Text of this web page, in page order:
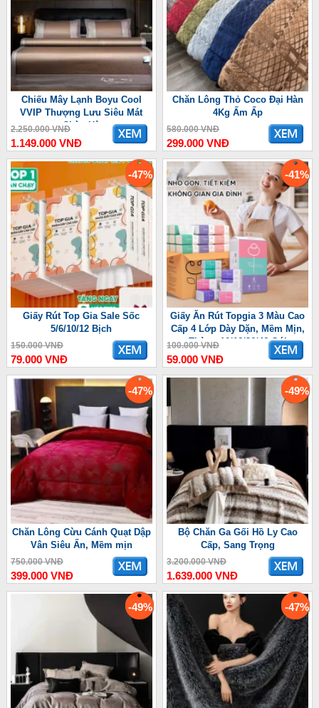
Chiếu Mây Lạnh Boyu Cool
VVIP Thượng Lưu Siêu Mát
Chào Hè
2.250.000 VNĐ
1.149.000 VNĐ
Chăn Lông Thỏ Coco Đại Hàn
4Kg Ấm Ấp
580.000 VNĐ
299.000 VNĐ
-47%
Giấy Rút Top Gia Sale Sốc
5/6/10/12 Bịch
150.000 VNĐ
79.000 VNĐ
-41%
Giấy Ăn Rút Topgia 3 Màu Cao
Cấp 4 Lớp Dày Dặn, Mềm Mịn,
Thùng 10/16/36/46 Gói
100.000 VNĐ
59.000 VNĐ
-47%
Chăn Lông Cừu Cánh Quạt Dập
Vân Siêu Ấn, Mềm mịn
750.000 VNĐ
399.000 VNĐ
-49%
Bộ Chăn Ga Gối Hồ Ly Cao
Cấp, Sang Trọng
3.200.000 VNĐ
1.639.000 VNĐ
-49% -47%